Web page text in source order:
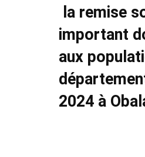
la remise
important
aux
2024 à